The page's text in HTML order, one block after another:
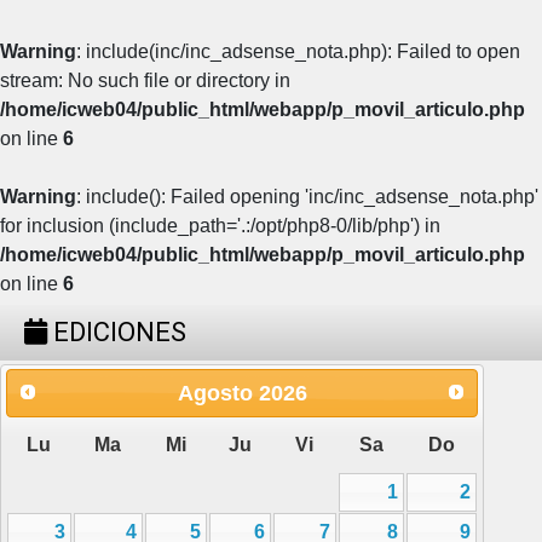
Warning: include(inc/inc_adsense_nota.php): Failed to open
stream: No such file or directory in
/home/icweb04/public_html/webapp/p_movil_articulo.php
on line 6
Warning: include(): Failed opening 'inc/inc_adsense_nota.php'
for inclusion (include_path='.:/opt/php8-0/lib/php') in
/home/icweb04/public_html/webapp/p_movil_articulo.php
on line 6
EDICIONES
Agosto 2026
Lu Ma Mi Ju Vi Sa Do
1
2
3
4 5 6 7 8 9